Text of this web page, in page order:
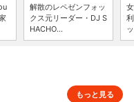
解散のレペゼンフォッ
クス元リーダー・DJ S
HACHO...
もっと見る